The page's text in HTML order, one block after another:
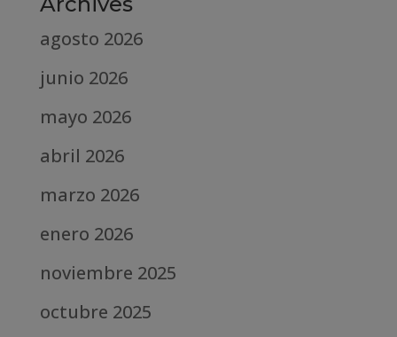
agosto 2026
junio 2026
mayo 2026
abril 2026
marzo 2026
enero 2026
noviembre 2025
octubre 2025